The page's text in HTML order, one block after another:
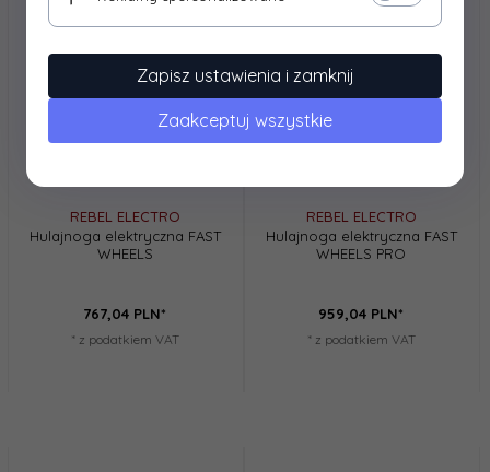
REBEL ELECTRO
Hulajnoga elektryczna FAST
WHEELS
767,04 PLN*
* z podatkiem VAT
REBEL ELECTRO
Hulajnoga elektryczna FAST
WHEELS PRO
959,04 PLN*
* z podatkiem VAT
Zapisz ustawienia i zamknij
Zaakceptuj wszystkie